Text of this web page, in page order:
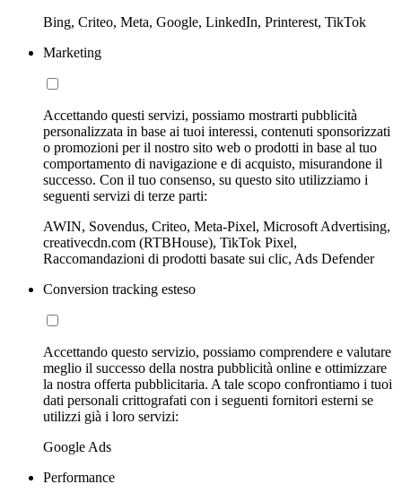
Bing, Criteo, Meta, Google, LinkedIn, Printerest, TikTok
Marketing
Accettando questi servizi, possiamo mostrarti pubblicità
personalizzata in base ai tuoi interessi, contenuti sponsorizzati
o promozioni per il nostro sito web o prodotti in base al tuo
comportamento di navigazione e di acquisto, misurandone il
successo. Con il tuo consenso, su questo sito utilizziamo i
seguenti servizi di terze parti:
AWIN, Sovendus, Criteo, Meta-Pixel, Microsoft Advertising,
creativecdn.com (RTBHouse), TikTok Pixel,
Raccomandazioni di prodotti basate sui clic, Ads Defender
Conversion tracking esteso
Accettando questo servizio, possiamo comprendere e valutare
meglio il successo della nostra pubblicità online e ottimizzare
la nostra offerta pubblicitaria. A tale scopo confrontiamo i tuoi
dati personali crittografati con i seguenti fornitori esterni se
utilizzi già i loro servizi:
Google Ads
Performance